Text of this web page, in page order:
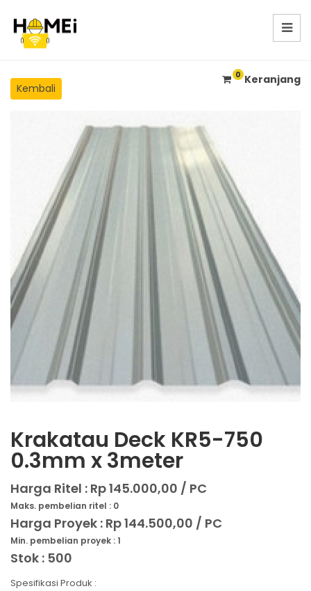
Kembali
0 Keranjang
Krakatau Deck KR5-750
0.3mm x 3meter
Harga Ritel : Rp 145.000,00 / PC
Maks. pembelian ritel : 0
Harga Proyek : Rp 144.500,00 / PC
Min. pembelian proyek : 1
Stok : 500
Spesifikasi Produk :